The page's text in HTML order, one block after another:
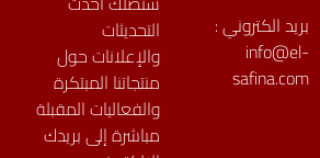
بريد الكتروني :
info@el-
safina.com
التحديثات
والإعلانات حول
منتجاتنا المبتكرة
والفعاليات المقبلة
مباشرة إلى بريدك